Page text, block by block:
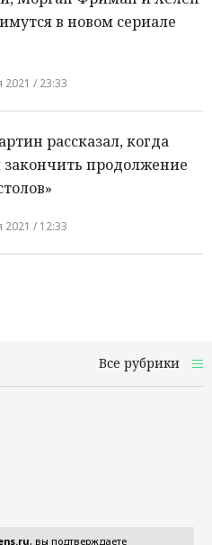
в новом сериале
2021 / 23:33
рассказал, когда
закончить продолжение
2021 / 12:33
Все рубрики
, вы подтверждаете